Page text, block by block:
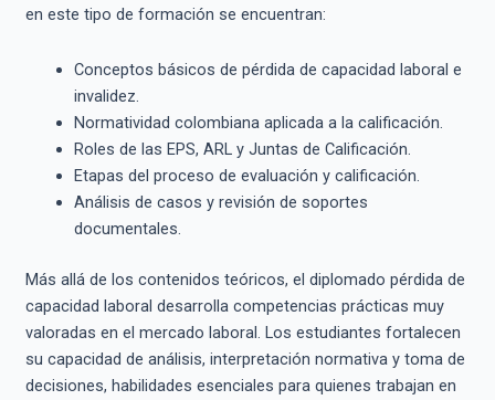
en este tipo de formación se encuentran:
Conceptos básicos de pérdida de capacidad laboral e
invalidez.
Normatividad colombiana aplicada a la calificación.
Roles de las EPS, ARL y Juntas de Calificación.
Etapas del proceso de evaluación y calificación.
Análisis de casos y revisión de soportes
documentales.
Más allá de los contenidos teóricos, el diplomado pérdida de
capacidad laboral desarrolla competencias prácticas muy
valoradas en el mercado laboral. Los estudiantes fortalecen
su capacidad de análisis, interpretación normativa y toma de
decisiones, habilidades esenciales para quienes trabajan en